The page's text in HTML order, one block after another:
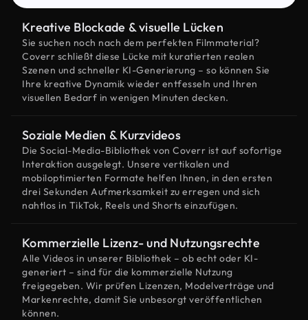
Kreative Blockade & visuelle Lücken
Sie suchen noch nach dem perfekten Filmmaterial?
Coverr schließt diese Lücke mit kuratierten realen
Szenen und schneller KI-Generierung – so können Sie
Ihre kreative Dynamik wieder entfesseln und Ihren
visuellen Bedarf in wenigen Minuten decken.
Soziale Medien & Kurzvideos
Die Social-Media-Bibliothek von Coverr ist auf sofortige
Interaktion ausgelegt. Unsere vertikalen und
mobiloptimierten Formate helfen Ihnen, in den ersten
drei Sekunden Aufmerksamkeit zu erregen und sich
nahtlos in TikTok, Reels und Shorts einzufügen.
Kommerzielle Lizenz- und Nutzungsrechte
Alle Videos in unserer Bibliothek – ob echt oder KI-
generiert – sind für die kommerzielle Nutzung
freigegeben. Wir prüfen Lizenzen, Modelverträge und
Markenrechte, damit Sie unbesorgt veröffentlichen
können.